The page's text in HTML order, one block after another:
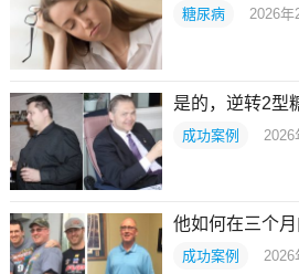
糖尿病 2026年
是的，逆转2型
成功案例 2026
他如何在三个月
成功案例 2026